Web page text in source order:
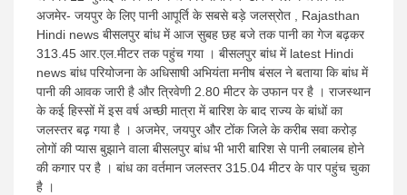
Latest
अजमेर- जयपुर के लिए पानी आपूर्ति के सबसे बड़े जलस्रोत , Rajasthan
Hindi news बीसलपुर बांध में आज सुबह छह बजे तक पानी का गेज बढ़कर
313.45 आर.एल.मीटर तक पहुंच गया । बीसलपुर बांध में latest Hindi
news बांध परियोजना के अधिसाषी अभियंता मनीष बंसल ने बताया कि बांध में
पानी की आवक जारी है और त्रिवेणी 2.80 मीटर के उफान पर है । राजस्थान
के कई हिस्सों में इस वर्ष अच्छी मात्रा में बारिश के बाद राज्य के बांधों का
जलस्तर बढ़ गया है । अजमेर, जयपुर और टोंक जिले के करीब सवा करोड़
लोगों की प्यास बुझाने वाला बीसलपुर बांध भी भारी बारिश से पानी लबालब होने
की कगार पर है । बांध का वर्तमान जलस्तर 315.04 मीटर के पार पहुंच चुका
है ।